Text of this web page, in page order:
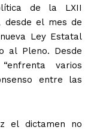
de la LXII
desde el mes de
Ley Estatal
al Pleno. Desde
varios
entre las
el dictamen no